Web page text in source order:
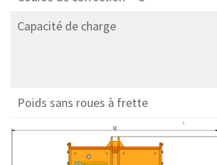
Capacité de charge
Poids sans roues à frette